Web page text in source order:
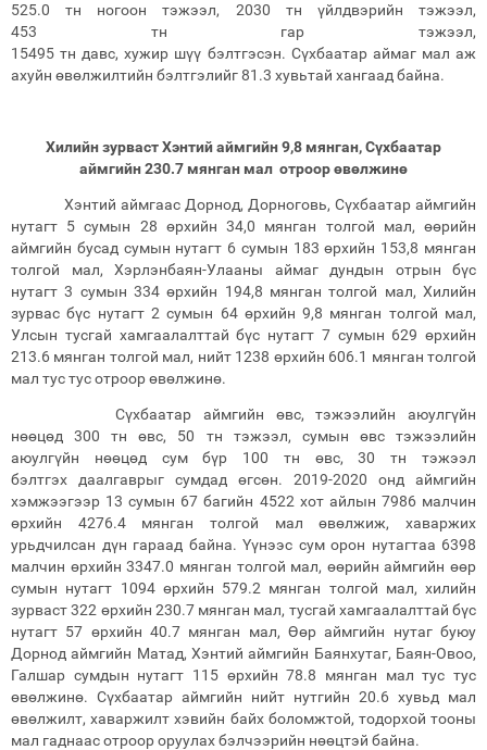
525.0 тн ногоон тэжээл, 2030 тн үйлдвэрийн тэжээл,
453 тн гар тэжээл,
15495 тн давс, хужир шүү бэлтгэсэн. Сүхбаатар аймаг мал аж
ахуйн өвөлжилтийн бэлтгэлийг 81.3 хувьтай хангаад байна.
Хилийн зурваст Хэнтий аймгийн 9,8 мянган, Сүхбаатар
аймгийн 230.7 мянган мал отроор өвөлжинө
Хэнтий аймгаас Дорнод, Дорноговь, Сүхбаатар аймгийн
нутагт 5 сумын 28 өрхийн 34,0 мянган толгой мал, өөрийн
аймгийн бусад сумын нутагт 6 сумын 183 өрхийн 153,8 мянган
толгой мал, Хэрлэнбаян-Улааны аймаг дундын отрын бүс
нутагт 3 сумын 334 өрхийн 194,8 мянган толгой мал, Хилийн
зурвас бүс нутагт 2 сумын 64 өрхийн 9,8 мянган толгой мал,
Улсын тусгай хамгаалалттай бүс нутагт 7 сумын 629 өрхийн
213.6 мянган толгой мал, нийт 1238 өрхийн 606.1 мянган толгой
мал тус тус отроор өвөлжинө.
Сүхбаатар аймгийн өвс, тэжээлийн аюулгүйн
нөөцөд 300 тн өвс, 50 тн тэжээл, сумын өвс тэжээлийн
аюулгүйн нөөцөд сум бүр 100 тн өвс, 30 тн тэжээл
бэлтгэх даалгаврыг сумдад өгсөн. 2019-2020 онд аймгийн
хэмжээгээр 13 сумын 67 багийн 4522 хот айлын 7986 малчин
өрхийн 4276.4 мянган толгой мал өвөлжиж, хаваржих
урьдчилсан дүн гараад байна. Үүнээс сум орон нутагтаа 6398
малчин өрхийн 3347.0 мянган толгой мал, өөрийн аймгийн өөр
сумын нутагт 1094 өрхийн 579.2 мянган толгой мал, хилийн
зурваст 322 өрхийн 230.7 мянган мал, тусгай хамгаалалттай бүс
нутагт 57 өрхийн 40.7 мянган мал, Өөр аймгийн нутаг буюу
Дорнод аймгийн Матад, Хэнтий аймгийн Баянхутаг, Баян-Овоо,
Галшар сумдын нутагт 115 өрхийн 78.8 мянган мал тус тус
өвөлжинө. Сүхбаатар аймгийн нийт нутгийн 20.6 хувьд мал
өвөлжилт, хаваржилт хэвийн байх боломжтой, тодорхой тооны
мал гаднаас отроор оруулах бэлчээрийн нөөцтэй байна.